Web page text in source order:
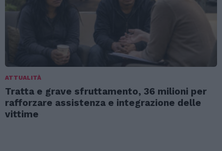
ATTUALITÀ
Tratta e grave sfruttamento, 36 milioni per
rafforzare assistenza e integrazione delle
vittime